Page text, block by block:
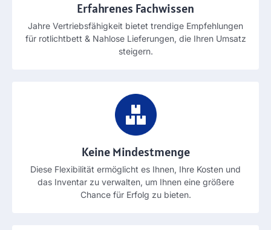
Erfahrenes Fachwissen
Jahre Vertriebsfähigkeit bietet trendige Empfehlungen
für rotlichtbett & Nahlose Lieferungen, die Ihren Umsatz
steigern.
Keine Mindestmenge
Diese Flexibilität ermöglicht es Ihnen, Ihre Kosten und
das Inventar zu verwalten, um Ihnen eine größere
Chance für Erfolg zu bieten.